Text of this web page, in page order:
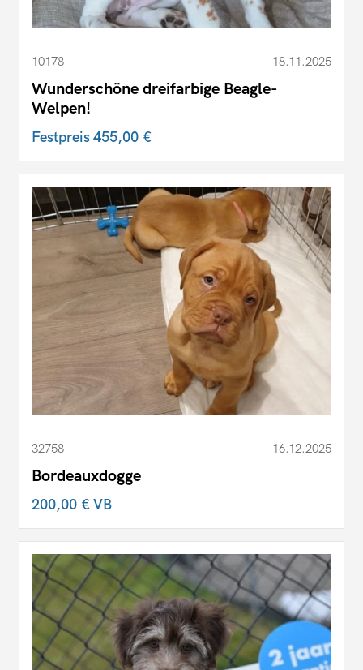
10178 18.11.2025
Wunderschöne dreifarbige Beagle-
Welpen!
Festpreis455,00 €
32758 16.12.2025
Bordeauxdogge
200,00 €VB